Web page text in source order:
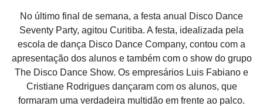
No último final de semana, a festa anual Disco Dance
Seventy Party, agitou Curitiba. A festa, idealizada pela
escola de dança Disco Dance Company, contou com a
apresentação dos alunos e também com o show do grupo
The Disco Dance Show. Os empresários Luis Fabiano e
Cristiane Rodrigues dançaram com os alunos, que
formaram uma verdadeira multidão em frente ao palco.